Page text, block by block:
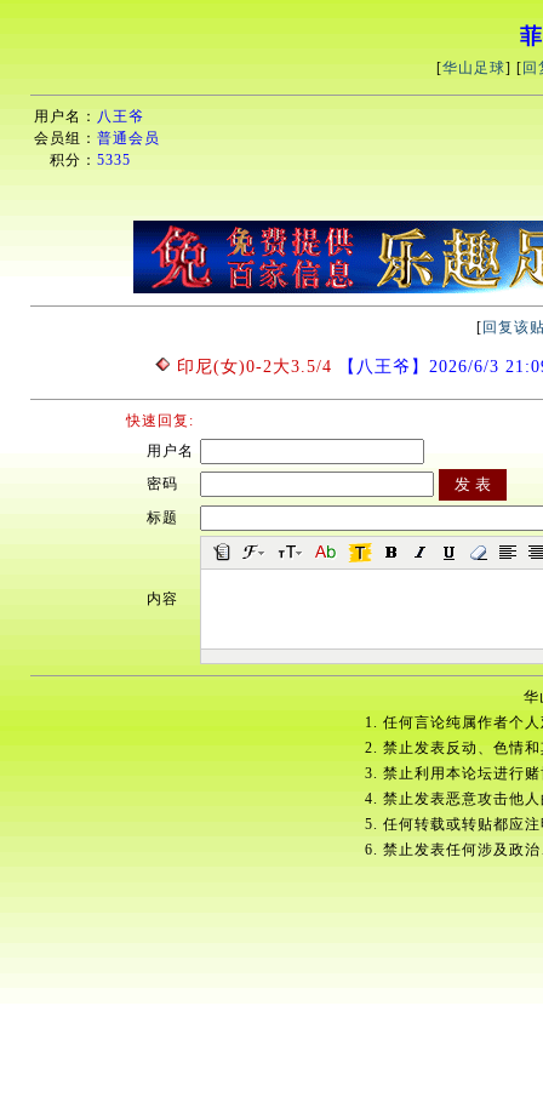
[华山足球] [ 回
用户名： 八王爷
会员组： 普通会员
积分： 5335
[ 回复该
印尼(女)0-2大3.5/4 【八王爷】2026/6/3
快速回复:
用户名
密码
标题
内容
华
1. 任何言论纯属作者个
2. 禁止发表反动、色情
3. 禁止利用本论坛进行
4. 禁止发表恶意攻击他
5. 任何转载或转贴都应
6. 禁止发表任何涉及政